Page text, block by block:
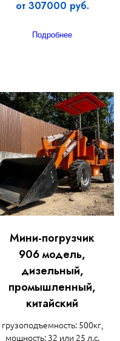
от 307000 руб.
Подробнее
Мини-погрузчик
906 модель,
дизельный,
промышленный,
китайский
грузоподъемность: 500кг,
мощность: 32 или 25 л.с.